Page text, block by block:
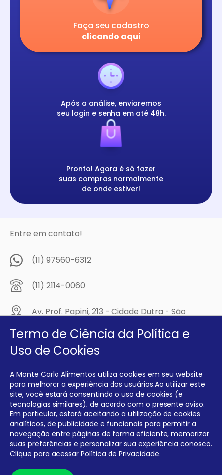
Faça seu cadastro
clicando aqui
Após a análise, enviaremos
seu login e senha em até 48h.
Pronto! Agora é só fazer
suas compras normalmente
de onde estiver!
Entre em contato!
(11) 97560-6312
(11) 2114-0060
Av. Prof. Papini, 213 - Cidade Dutra - São
Compre na
MCA Virtual!
Siga a Monte Carlo Alimentos nas redes sociais!
INTERFRIOS COMÉRCIO DE FRIOS E LATICÍNIOS EIRELI CNPJ:
00.140.150/0001-09 INSCRIÇÃO ESTADUAL: 112.576.117.113
Termo de Ciência da Política e
Uso de Cookies
A Monte Carlo Alimentos utiliza cookies em seu website
para melhorar a experiência dos usuários.Ao utilizar este
site, você estará consentindo o uso de cookies (e
tecnologias similares), de acordo com o presente aviso.
Em particular, estará aceitando a utilização de cookies
analíticos, de publicidade e funcionais para permitir a
navegação entre páginas de forma eficiente, memorizar
suas preferências e personalizar sua experiência conosco.
Clique para acessar Política de Privacidade.